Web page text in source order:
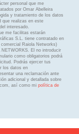
personal que me
por Omar Abelleira
y tratamiento de los datos
que realizas en este
interesado.
me facilitas estarán
S.L. tiene contratado en
Raiola Networks)
NETWORKS. El no introducir
como obligatorios podrá
Podrás ejercer tus
los datos en
una reclamación ante
adicional y detallada sobre
así como mi política de